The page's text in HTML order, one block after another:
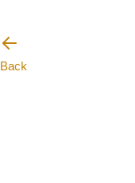
Back